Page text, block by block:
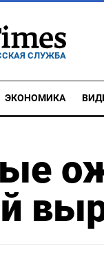
СЛУЖБА
ЭКОНОМИКА